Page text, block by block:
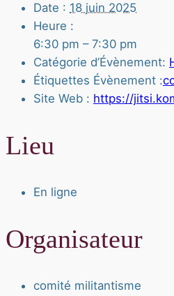
Date : 18 juin 2025
Heure :
6:30 pm – 7:30 pm
Catégorie d’Évènement:
Étiquettes Évènement :
Site Web : https://
Lieu
En ligne
Organisateur
comité militantisme